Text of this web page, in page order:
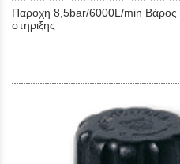
Παροχη 8,5bar/6000L/min Βάρος
στηριξης